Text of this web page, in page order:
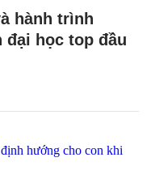
hành trình
đại học top đầu